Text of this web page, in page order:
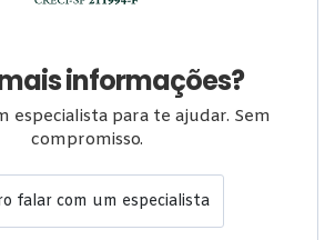
informações?
especialista para te ajudar. Sem
compromisso.
falar com um especialista